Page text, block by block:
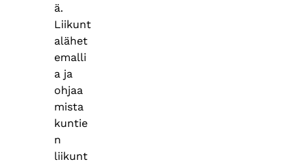
ä.
Liikunt
alähet
emalli
a ja
ohjaa
mista
kuntie
n
liikunt